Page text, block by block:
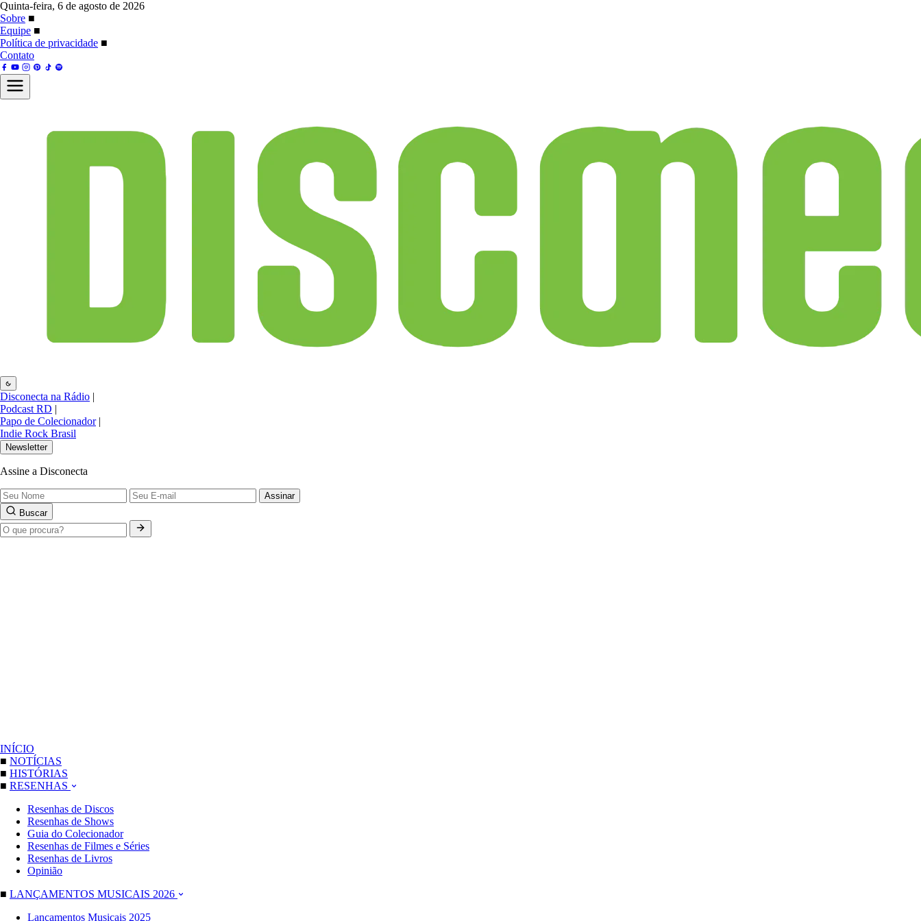
Quinta-feira, 6 de agosto de 2026
Sobre ■
Equipe ■
Política de privacidade ■
Contato
Disconecta na Rádio |
Podcast RD |
Papo de Colecionador |
Indie Rock Brasil
Newsletter
Assine a Disconecta
Assinar
Buscar
INÍCIO
■ NOTÍCIAS
■ HISTÓRIAS
■ RESENHAS
Resenhas de Discos
Resenhas de Shows
Guia do Colecionador
Resenhas de Filmes e Séries
Resenhas de Livros
Opinião
■ LANÇAMENTOS MUSICAIS 2026
Lançamentos Musicais 2025